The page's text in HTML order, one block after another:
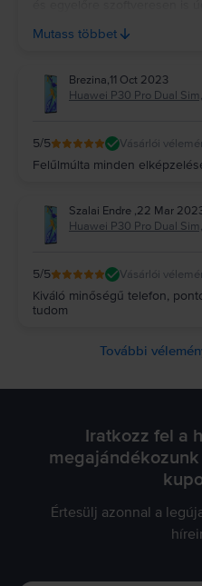
megérkezett.
Mutass többet
Brezina,11 Oct 2023
Huawei P30 Pro Dual
5/5 Vásárlói
Felűlmúlta minden
Szalai Endre ,22 Mar
Huawei P30 Pro Dual
5/5 Vásárlói
Kiváló minőségű telefon,
tudom
További
Iratkozz fel a
Értesülj azonnal a